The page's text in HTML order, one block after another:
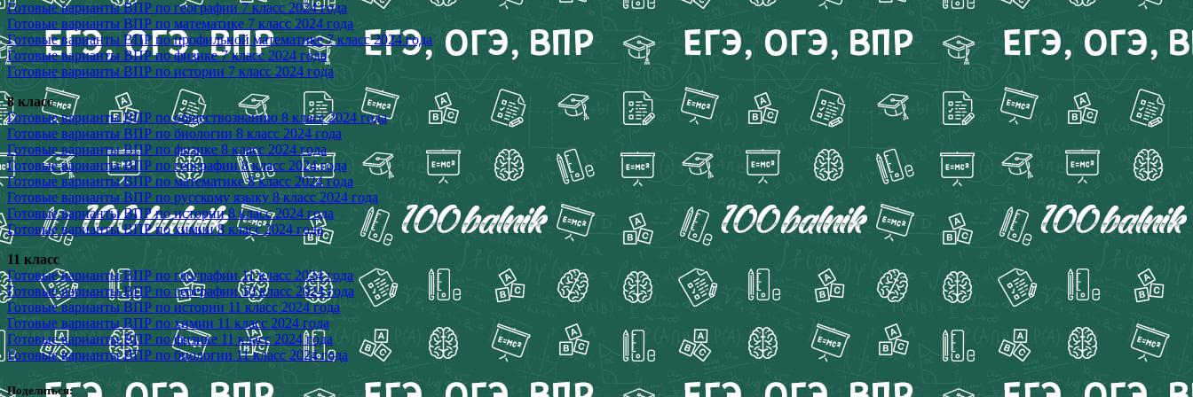
Готовые варианты ВПР по географии 7 класс 2024 года
Готовые варианты ВПР по математике 7 класс 2024 года
Готовые варианты ВПР по профильной математике 7 класс 2024 года
Готовые варианты ВПР по физике 7 класс 2024 года
Готовые варианты ВПР по истории 7 класс 2024 года
8 класс
Готовые варианты ВПР по обществознанию 8 класс 2024 года
Готовые варианты ВПР по биологии 8 класс 2024 года
Готовые варианты ВПР по физике 8 класс 2024 года
Готовые варианты ВПР по географии 8 класс 2024 года
Готовые варианты ВПР по математике 8 класс 2024 года
Готовые варианты ВПР по русскому языку 8 класс 2024 года
Готовые варианты ВПР по истории 8 класс 2024 года
Готовые варианты ВПР по химии 8 класс 2024 года
11 класс
Готовые варианты ВПР по географии 11 класс 2024 года
Готовые варианты ВПР по географии 10 класс 2024 года
Готовые варианты ВПР по истории 11 класс 2024 года
Готовые варианты ВПР по химии 11 класс 2024 года
Готовые варианты ВПР по физике 11 класс 2024 года
Готовые варианты ВПР по биологии 11 класс 2024 года
Поделиться: